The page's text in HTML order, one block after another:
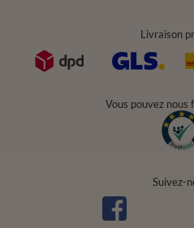
Livraison
Vous pouvez nous
Suivez-